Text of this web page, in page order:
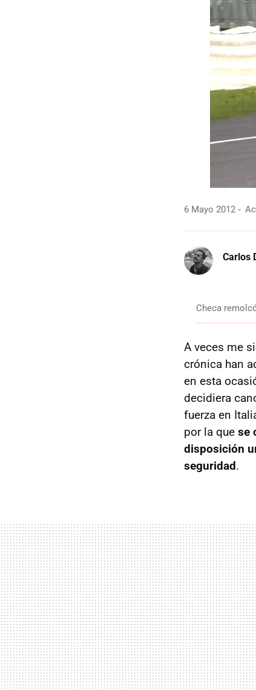
6 Mayo 2012
Carlos
Checa
A veces me
crónica han
en esta
decidiera
fuerza en
por la que se
disposición
seguridad.